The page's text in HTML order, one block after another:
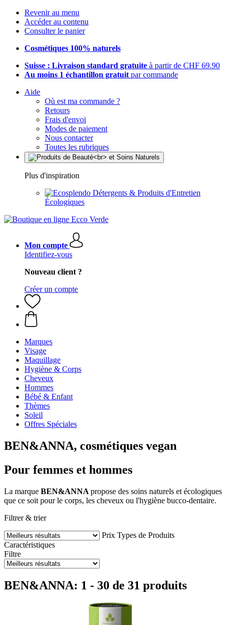
Revenir au menu
Accéder au contenu
Consulter le panier
Cosmétiques 100% naturels
Suisse : Livraison standard gratuite à partir de CHF 69.90
Au moins 1 échantillon gratuit par commande
Aide
Où est ma commande ?
Retours
Frais d'envoi
Modes de paiement
Nous contacter
Toutes les rubriques
Plus d'inspiration
Détergents & Produits d'Entretien
Écologiques
Mon compte
Identifiez-vous
Nouveau client ?
Créer un compte
Marques
Visage
Maquillage
Hygiène & Corps
Cheveux
Hommes
Bébé & Enfant
Thèmes
Soleil
Offres Spéciales
BEN&ANNA, cosmétiques vegan
Pour femmes et hommes
La marque BEN&ANNA propose des soins naturels et écologiques
que ce soit pour le corps, les cheveux ou l'hygiène bucco-dentaire.
Filtrer & trier
Prix Types de Produits
Caractéristiques
Filtre
BEN&ANNA: 1 - 30 de 31 produits